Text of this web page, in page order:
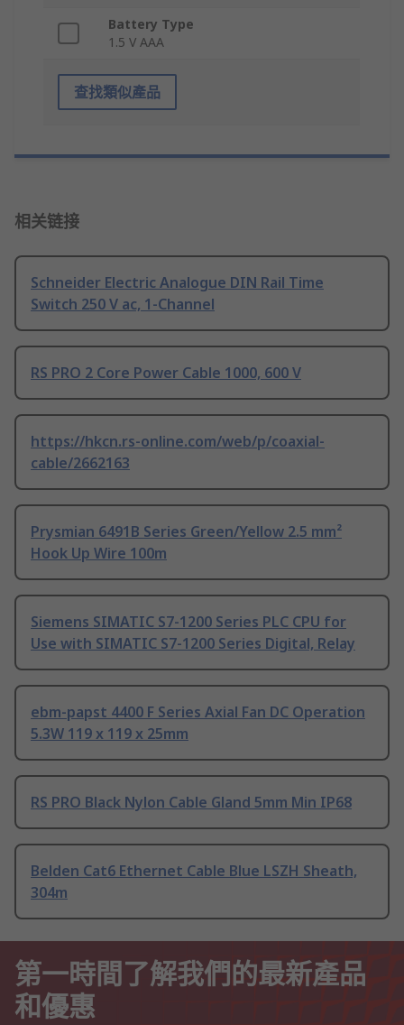
Battery Type
1.5 V AAA
查找類似產品
相关链接
Schneider Electric Analogue DIN Rail Time
Switch 250 V ac, 1-Channel
RS PRO 2 Core Power Cable 1000, 600 V
https://hkcn.rs-online.com/web/p/coaxial-
cable/2662163
Prysmian 6491B Series Green/Yellow 2.5 mm²
Hook Up Wire 100m
Siemens SIMATIC S7-1200 Series PLC CPU for
Use with SIMATIC S7-1200 Series Digital, Relay
ebm-papst 4400 F Series Axial Fan DC Operation
5.3W 119 x 119 x 25mm
RS PRO Black Nylon Cable Gland 5mm Min IP68
Belden Cat6 Ethernet Cable Blue LSZH Sheath,
304m
第一時間了解我們的最新產品
和優惠